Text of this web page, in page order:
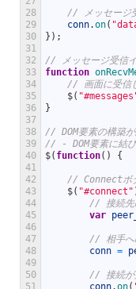
28
29
30
31
32
33
34
35
36
37
38
39
40
41
42
43
44
45
46
47
48
49
50
51
// メッセージ
conn.on(
} ) ;
// メッセージ受信
function
// 画面に受信
$(
}
// DOM要素の構築
// - DOM要素に結び
$( function( ) {
// Connectボ
$( "#connect"
// 接続先
var
// 相手へ
conn =
// 接続が
conn.on(